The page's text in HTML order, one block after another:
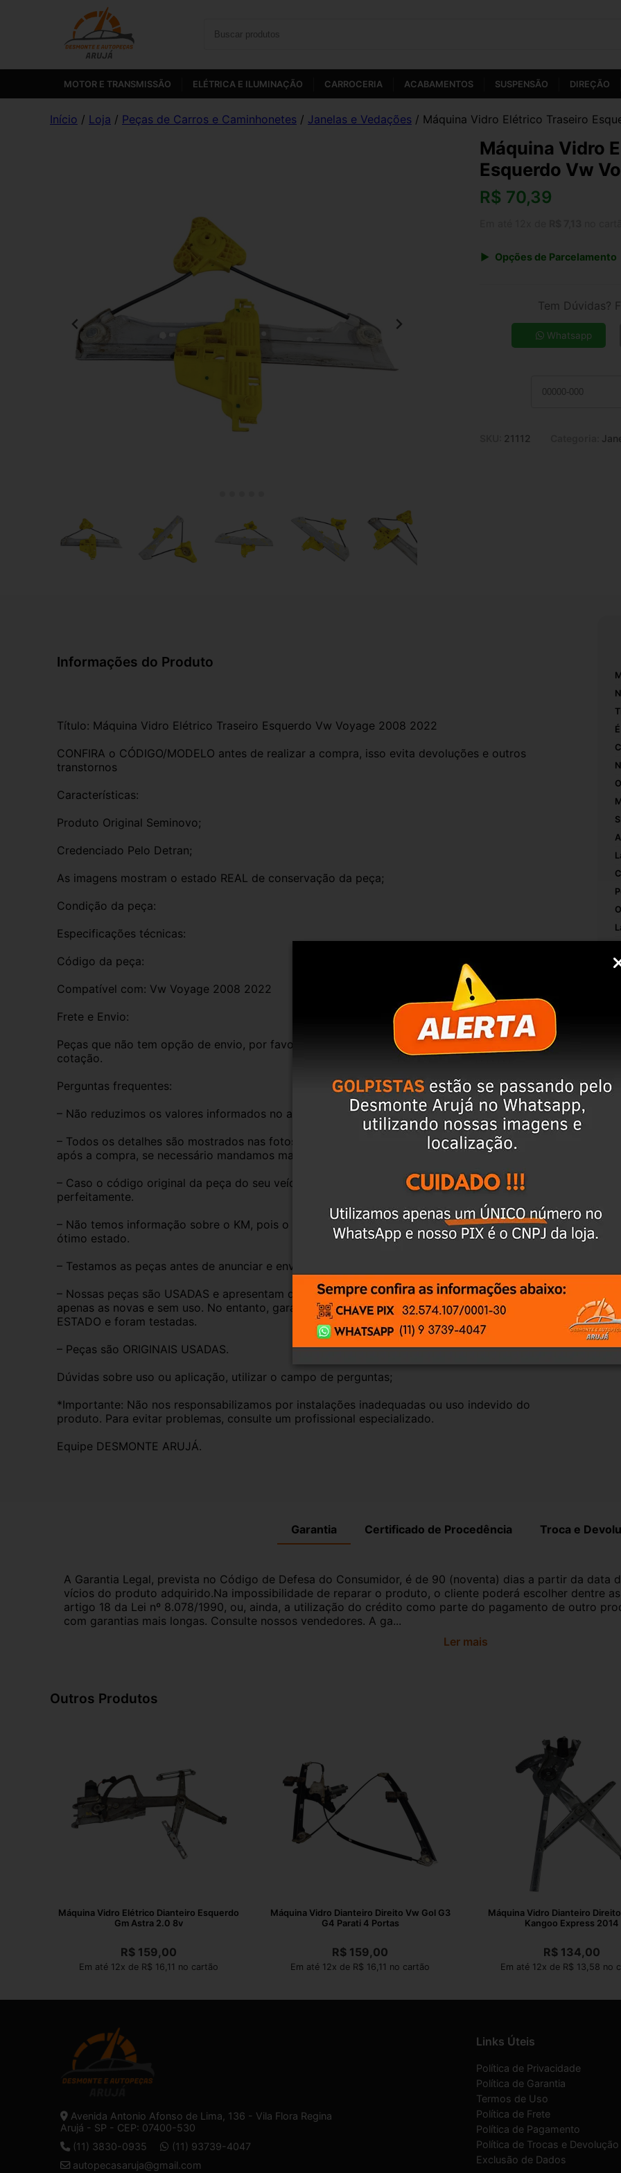
MOTOR E TRANSMISSÃO ELÉTRICA E ILUMINAÇÃO CARROCERIA ACABAMENTOS SUSPENSÃO DIREÇÃO
Início / Loja / Peças de Carros e Caminhonetes / Janelas e Vedações / Máquina Vidro Elétrico Traseiro
Máquina Vidro
Esquerdo Vw
R$ 70,39
Opções de Parcelamento
7x de R$ 11,54
9x de R$ 9,20
Tem Dúvidas?
Whatsapp
21112
Informações do Produto
Título: Máquina Vidro Elétrico Traseiro Esquerdo Vw Voyage 2008 2022
CONFIRA o CÓDIGO/MODELO antes de realizar a compra, isso evita devoluções e outros
transtornos
Características:
Produto Original Seminovo;
Credenciado Pelo Detran;
As imagens mostram o estado REAL de conservação da peça;
Condição da peça:
Especificações técnicas:
Código da peça:
Compatível com: Vw Voyage 2008 2022
Frete e Envio:
Peças que não tem opção de envio, por favor deixar o CEP na área de perguntas para realizar
cotação.
Perguntas frequentes:
– Não reduzimos os valores informados no anúncio
– Todos os detalhes são mostrados nas fotos do anúncio. Além disso, entramos em contato
após a compra, se necessário mandamos mais imagens e vídeos do produto!
– Caso o código original da peça do seu veículo seja o mesmo descrito no anúncio servirá
perfeitamente.
– Não temos informação sobre o KM, pois o veículo já foi desmontado. No entanto, estão em
ótimo estado.
– Testamos as peças antes de anunciar e enviar, elas funcionam perfeitamente.
– Nossas peças são USADAS e apresentam desgaste natural pelo tempo. Peças perfeitas são
apenas as novas e sem uso. No entanto, garantimos que nossas peças estão em BOM
ESTADO e foram testadas.
– Peças são ORIGINAIS USADAS.
Dúvidas sobre uso ou aplicação, utilizar o campo de perguntas;
*Importante: Não nos responsabilizamos por instalações inadequadas ou uso indevido do
produto. Para evitar problemas, consulte um profissional especializado.
Equipe DESMONTE ARUJÁ.
Garantia Certificado de Procedência Troca e
A Garantia Legal, prevista no Código de Defesa do Consumidor, é de 90 (noventa) dias a partir da
vícios do produto adquirido.Na impossibilidade de reparar o produto, o cliente poderá escolher dentre
artigo 18 da Lei nº 8.078/1990, ou, ainda, a utilização do crédito como parte do pagamento de outro
com garantias mais longas. Consulte nossos vendedores. A ga...
Ler mais
Outros Produtos
Máquina Vidro Elétrico Dianteiro Esquerdo
Gm Astra 2.0 8v
R$ 159,00
Em até 12x de R$ 16,11 no cartão
Máquina Vidro Dianteiro Direito Vw Gol G3
G4 Parati 4 Portas
R$ 159,00
Em até 12x de R$ 16,11 no cartão
Máquina Vidro Dianteiro
Kangoo Express 2014
R$134,00
Em até 12x de R$ 13,58 no
Avenida Antonio Afonso de Lima, 136 - Vila Flora Regina
Arujá - SP - CEP: 07400-530
(11) 3830-0935
(11) 93739-4047
autopecasaruja@gmail.com
Links Úteis
Política de Privacidade
Política de Garantia
Termos de Uso
Política de Frete
Política de Pagamento
Política de Trocas e Devolução
Exclusão de Dados